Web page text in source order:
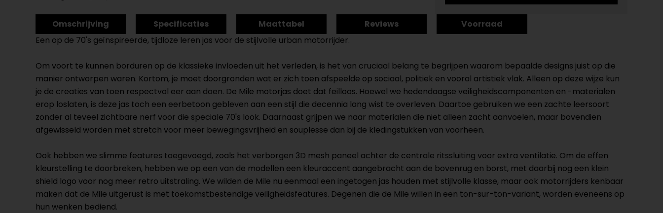
Omschrijving Specificaties Maattabel Reviews
Voorraad
Een op de 70's geïnspireerde, tijdloze leren jas voor de stijlvolle urban motorrijder.
Om voort te kunnen borduren op de klassieke invloeden uit het verleden, is het van cruciaal belang te begrijpen waarom bepaalde designs juist op die
manier ontworpen waren. Kortom, je moet doorgronden wat er zich toen afspeelde op sociaal, politiek en vooral artistiek vlak. Alleen op deze wijze kun
je de creaties van toen respectvol eer aan doen. De Mile motorjas doet dat feilloos. Hoewel we hedendaagse veiligheidscomponenten en -materialen
erop loslaten, is deze jas toch een eerbetoon gebleven aan een stijl die decennia lang wist te overleven. Daartoe gebruiken we een zachte leersoort
zonder al teveel zichtbare nerf voor die speciale 70's look. Daarnaast grijpen we naar materialen die niet alleen zacht aanvoelen, maar bovendien
afgewisseld worden met stretch voor meer bewegingsvrijheid en souplesse dan bij de kledingstukken van voorheen.
Ook hebben we slimme features toegevoegd, zoals het verborgen 3D mesh paneel achter de centrale ritssluiting voor extra ventilatie. Om de effen
kleurstelling te doorbreken, hebben we op een van de modellen een kleuraccent aangebracht aan de bovenrug en borst, met daarbij nog een klein
shield logo voor nog meer retro uitstraling. We wilden de Mile nu eenmaal een ingetogen jas houden met stijlvolle klasse, maar ook motorrijders kenbaar
maken dat de Mile uitgerust is met toekomstbestendige veiligheidsfeatures. Degenen die de Mile willen in een ton-sur-ton-variant, worden eveneens op
hun wenken bediend.